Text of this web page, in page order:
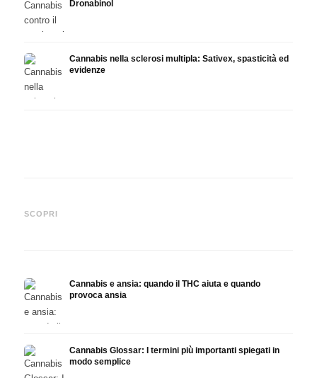
Dronabinol
Cannabis nella sclerosi multipla: Sativex, spasticità ed
evidenze
SCOPRI
Epidiolex e lo stato della
Cannabis e ansia: quando il THC aiuta e quando
provoca ansia
Cannabis Glossar: I termini più importanti spiegati in
modo semplice